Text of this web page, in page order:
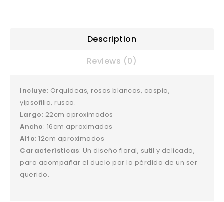
Description
Reviews (0)
Incluye: Orquideas, rosas blancas, caspia,
yipsofilia, rusco.
Largo: 22cm aproximados
Ancho: 16cm aproximados
Alto: 12cm aproximados
Características: Un diseño floral, sutil y delicado,
para acompañar el duelo por la pérdida de un ser
querido.